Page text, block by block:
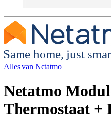
Same home, just
Alles van Netatmo
Netatmo
Thermostaat +